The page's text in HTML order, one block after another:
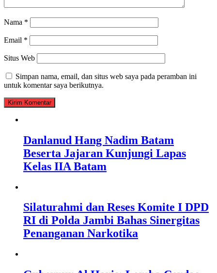
Nama *
Email *
Situs Web
Simpan nama, email, dan situs web saya pada peramban ini
untuk komentar saya berikutnya.
Danlanud Hang Nadim Batam
Beserta Jajaran Kunjungi Lapas
Kelas IIA Batam
Silaturahmi dan Reses Komite I DPD
RI di Polda Jambi Bahas Sinergitas
Penanganan Narkotika